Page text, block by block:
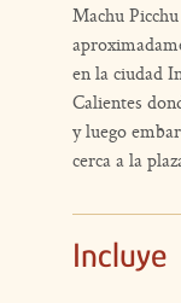
Machu
en la ciudad
Calientes
y luego
cerca a la
Incluye